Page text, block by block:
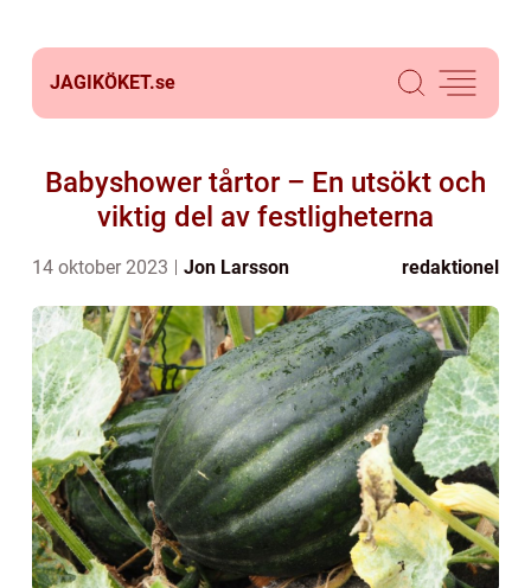
JAGIKÖKET.se
Babyshower tårtor – En utsökt och
viktig del av festligheterna
14 oktober 2023 Jon Larsson redaktionel